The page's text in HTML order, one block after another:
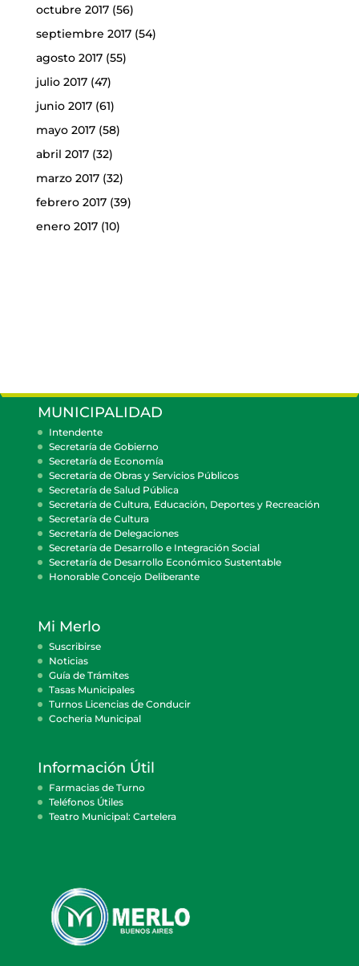
octubre 2017(56)
septiembre 2017(54)
agosto 2017(55)
julio 2017(47)
junio 2017(61)
mayo 2017(58)
abril 2017(32)
marzo 2017(32)
febrero 2017(39)
enero 2017(10)
MUNICIPALIDAD
Intendente
Secretaría de Gobierno
Secretaría de Economía
Secretaría de Obras y Servicios Públicos
Secretaría de Salud Pública
Secretaría de Cultura, Educación, Deportes y Recreación
Secretaría de Cultura
Secretaría de Delegaciones
Secretaría de Desarrollo e Integración Social
Secretaría de Desarrollo Económico Sustentable
Honorable Concejo Deliberante
Mi Merlo
Suscribirse
Noticias
Guía de Trámites
Tasas Municipales
Turnos Licencias de Conducir
Cocheria Municipal
Información Útil
Farmacias de Turno
Teléfonos Útiles
Teatro Municipal: Cartelera